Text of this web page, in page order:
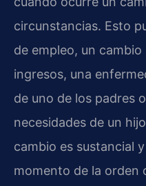
circunstancias. Esto
de empleo, un
ingresos, una
de uno de los padres
necesidades de un
cambio es sustancial
momento de la orden